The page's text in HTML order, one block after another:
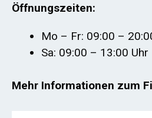
Öffnungszeiten:
Mo – Fr: 09:00 –
Sa: 09:00 – 13:00 Uhr
Mehr Informationen zum